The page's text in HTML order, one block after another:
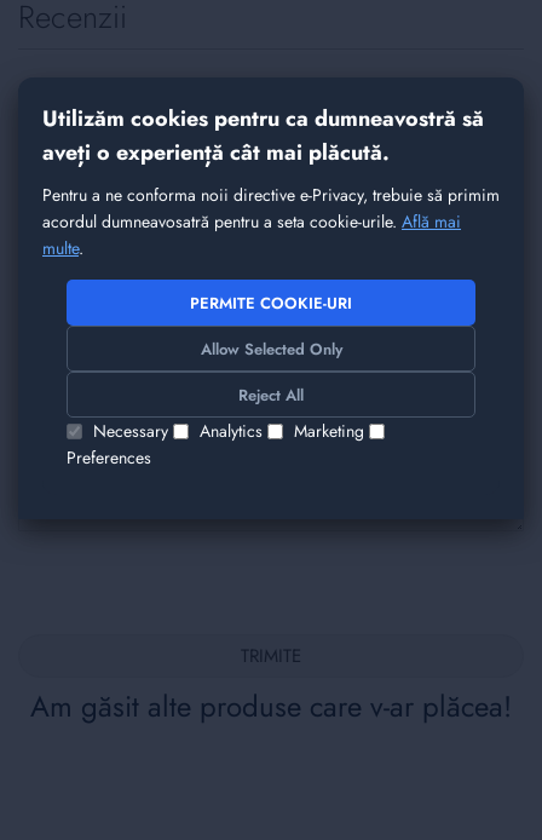
Utilizăm cookies pentru ca dumneavostră să
aveți o experiență cât mai plăcută.
Pentru a ne conforma noii directive e-Privacy, trebuie să primim
acordul dumneavosatră pentru a seta cookie-urile. Află mai
multe.
PERMITE COOKIE-URI
Allow Selected Only
Reject All
Necessary Analytics
Marketing
Preferences
Recenzii
Intel Xeon Gold 6252 | 24 Core-uri @ 2.10GHz
(3.70GHz Boost, 150W TDP)
Nickname
Recenzie
TRIMITE
Am găsit alte produse care v-ar plăcea!